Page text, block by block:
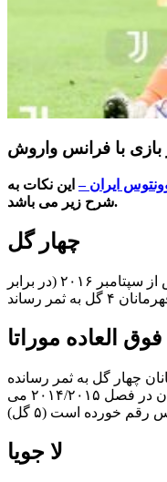
با فرانس واروش
ایران –این نکات به
شرح زیر می باشد.
چهار گل
یوونتوس برای اولین بار پس از سپتامبر ۲۰۱۶ (در برابر
فوق العاده موراتا
چهار گل به ثمر رسانده
است. بهترین عملکرد او در لیگ قهرمانان در فصل ۲۰۱۴/۲۰۱۵ می
لا جویا